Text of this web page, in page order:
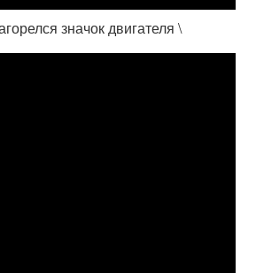
значок двигателя \